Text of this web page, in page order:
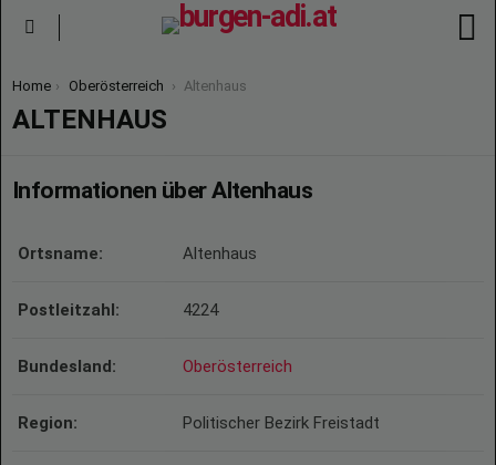
You are here:
Home Oberösterreich Altenhaus
ALTENHAUS
Informationen über Altenhaus
Ortsname: Altenhaus
Postleitzahl: 4224
Bundesland: Oberösterreich
Region: Politischer Bezirk Freistadt